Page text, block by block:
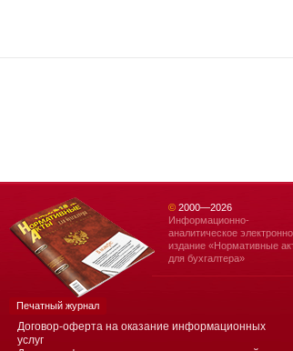
Договор-оферта на оказание информационных
услуг
Печатный журнал
©2000—2026
Информационно-
аналитическое
издание «Нормативные
для бухгалтера»